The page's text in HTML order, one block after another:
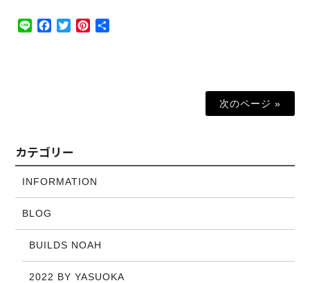
Line Facebook
TwitterPinterest
次のページ »
カテゴリー
INFORMATION
BLOG
BUILDS NOAH
2022 BY YASUOKA